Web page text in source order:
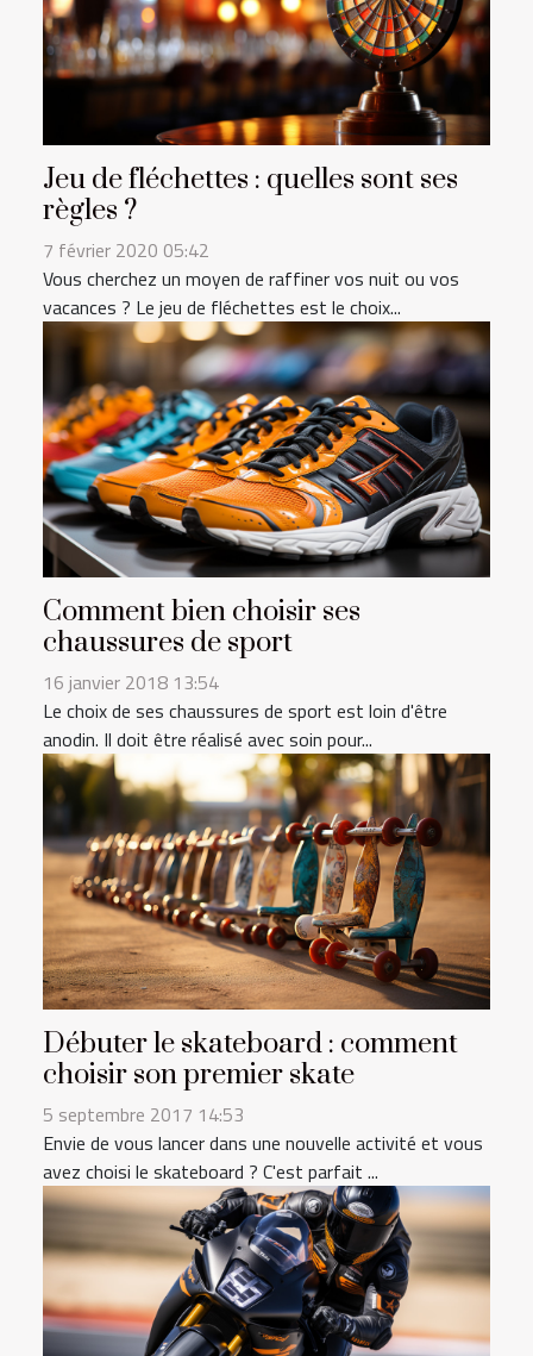
Jeu de fléchettes : quelles sont ses
règles ?
7 février 2020 05:42
Vous cherchez un moyen de raffiner vos nuit ou vos
vacances ? Le jeu de fléchettes est le choix...
Comment bien choisir ses
chaussures de sport
16 janvier 2018 13:54
Le choix de ses chaussures de sport est loin d'être
anodin. Il doit être réalisé avec soin pour...
Débuter le skateboard : comment
choisir son premier skate
5 septembre 2017 14:53
Envie de vous lancer dans une nouvelle activité et vous
avez choisi le skateboard ? C'est parfait ...